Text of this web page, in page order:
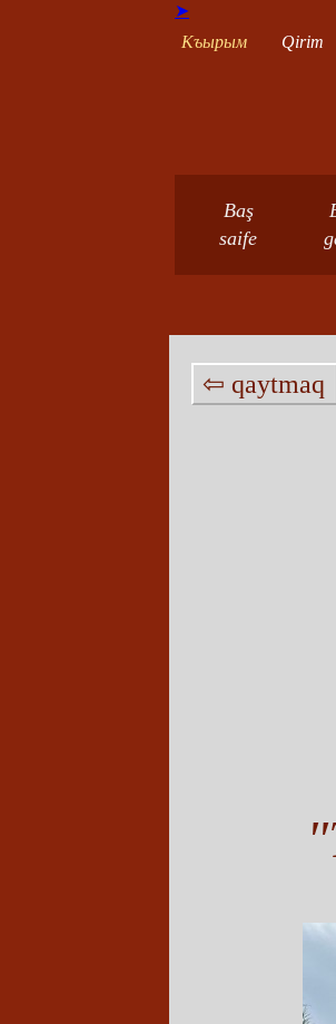
➤
Къырым
Qirim
Baş
saife
⇦ qaytmaq